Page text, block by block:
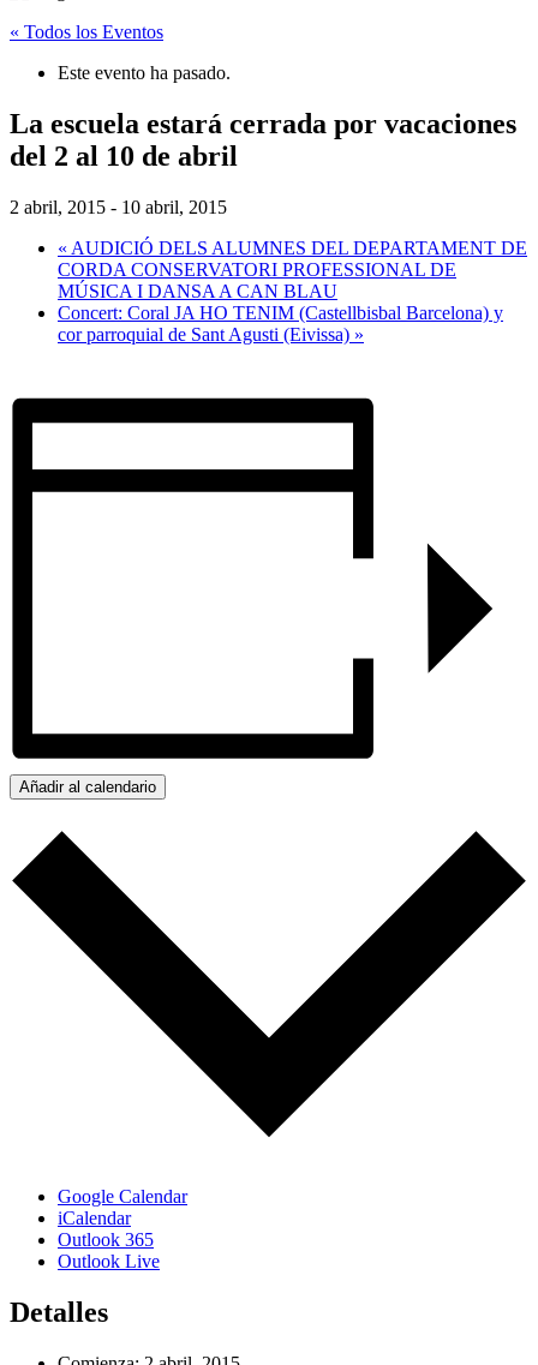
« Todos los Eventos
Este evento ha pasado.
La escuela estará cerrada por vacaciones
del 2 al 10 de abril
2 abril, 2015 - 10 abril, 2015
« AUDICIÓ DELS ALUMNES DEL DEPARTAMENT DE
CORDA CONSERVATORI PROFESSIONAL DE
MÚSICA I DANSA A CAN BLAU
Concert: Coral JA HO TENIM (Castellbisbal Barcelona) y
cor parroquial de Sant Agusti (Eivissa) »
Añadir al calendario
Google Calendar
iCalendar
Outlook 365
Outlook Live
Detalles